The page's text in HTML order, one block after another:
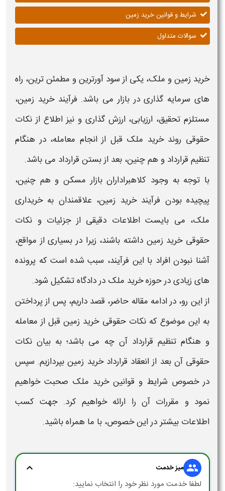
شرایط و قوانین خرید زمین
سوالات متداول
خرید زمینو ملک، یکی از سود آورترین و مطمئن ترین، راه
های سرمایه گذاری در بازار می باشد. فرآیندخرید زمین،
مستلزم تحقیق، ارزیابی، ارزش گذاری و نیز اطلاع از نکات
حقوقی روندخرید ملک قبل از انجام معامله، در هنگام
تنظیم قرارداد و هم چنین، بعد از بستن قرارداد می باشد.
با توجه به وجود کلاهبراداران بازار مسکن و هم چنین،
پیچیده بودن فرآیندخرید زمین، علاقمندان بهخریداری
ملک، می بایست اطلاعات دقیقی از جزئیات و نکات
حقوقی خرید زمین داشته باشند، زیرا در بسیاری از مواقع،
آشنا نبودن افراد با این فرآیند، سبب شده است که پرونده
های زیادی در حوزهخرید ملک در دادگاه تشکیل شود.
از این رو، در ادامه مقاله حاضر، قصد داریم، پس از پرداختن
به این موضوع کهنکات حقوقی خرید زمین قبل از معامله
و هنگام تنظیم قرارداد آن چه می باشد؛ به بیان نکات
حقوقیآن بعد از انعقاد قراردادخرید زمین بپردازیم. سپس
در خصوص شرایط و قوانین خرید ملک صحبت خواهیم
نمود و مقررات آن را ارائه خواهیم کرد. جهت کسب
اطلاعات بیشتر در این خصوص، با ما همراه باشید.
group میز خدمت expand_more
لطفا خدمت مورد نظر خود را انتخاب نمایید: